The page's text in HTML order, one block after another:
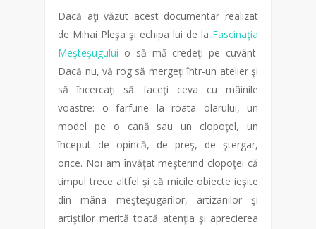
Dacă aţi văzut acest documentar realizat
de Mihai Pleşa şi echipa lui de la Fascinaţia
Meşteşugului o să mă credeţi pe cuvânt.
Dacă nu, vă rog să mergeţi într-un atelier şi
să încercaţi să faceţi ceva cu mâinile
voastre: o farfurie la roata olarului, un
model pe o cană sau un clopoţel, un
început de opincă, de preş, de ştergar,
orice. Noi am învăţat meşterind clopoţei că
timpul trece altfel şi că micile obiecte ieşite
din mâna meşteşugarilor, artizanilor şi
artiştilor merită toată atenţia şi aprecierea